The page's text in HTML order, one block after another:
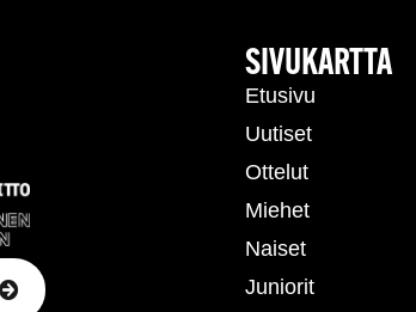
SIVUKARTTA
Etusivu
Uutiset
Ottelut
Miehet
Naiset
Juniorit